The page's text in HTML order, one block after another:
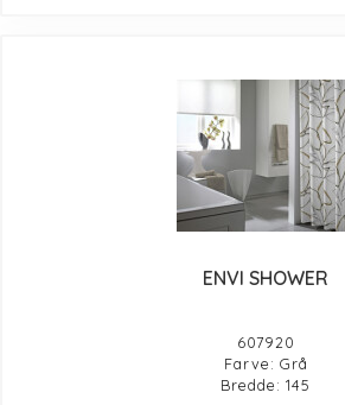
ENVI SHOWER
607920
Farve: Grå
Bredde: 145